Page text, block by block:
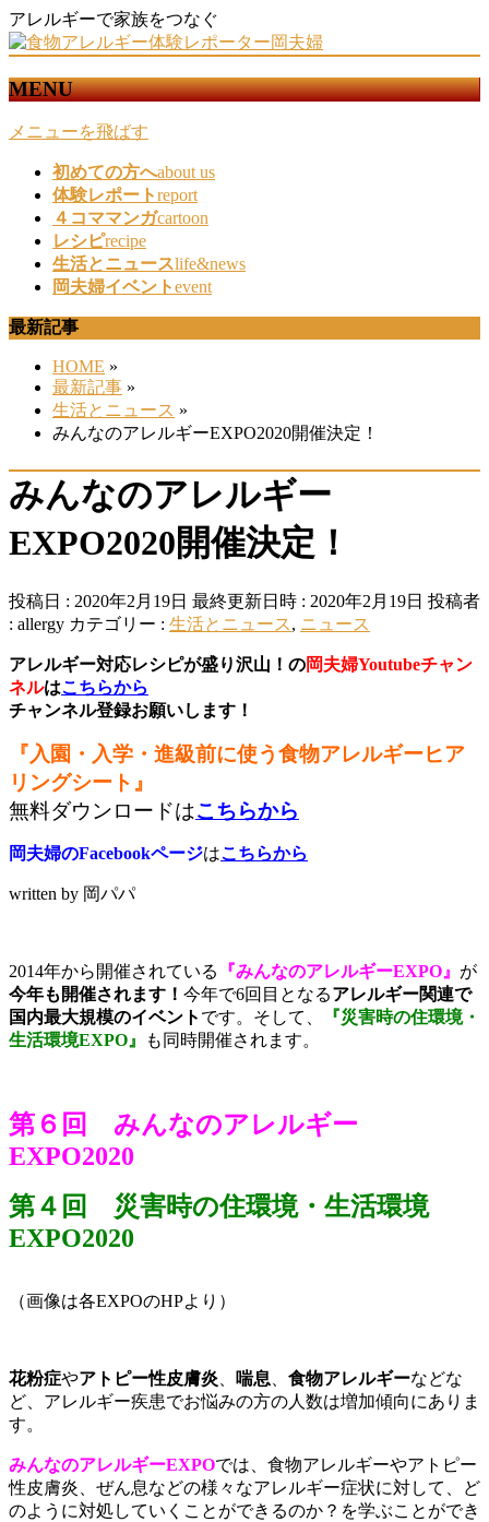
アレルギーで家族をつなぐ
MENU
メニューを飛ばす
初めての方へabout us
体験レポートreport
４コママンガcartoon
レシピrecipe
生活とニュースlife&news
岡夫婦イベントevent
最新記事
HOME »
最新記事 »
生活とニュース »
みんなのアレルギーEXPO2020開催決定！
みんなのアレルギー
EXPO2020開催決定！
投稿日 : 2020年2月19日 最終更新日時 : 2020年2月19日 投稿者
: allergy カテゴリー : 生活とニュース, ニュース
アレルギー対応レシピが盛り沢山！の岡夫婦Youtubeチャン
ネルはこちらから
チャンネル登録お願いします！
『入園・入学・進級前に使う食物アレルギーヒア
リングシート』
無料ダウンロードはこちらから
岡夫婦のFacebookページはこちらから
written by 岡パパ
2014年から開催されている 『みんなのアレルギーEXPO』 が
今年も開催されます！ 今年で6回目となるアレルギー関連で
国内最大規模のイベント です。そして、
『災害時の住環境・
生活環境EXPO』
も同時開催されます。
第６回 みんなのアレルギー
EXPO2020
第４回 災害時の住環境・生活環境
EXPO2020
（画像は各EXPOのHPより）
花粉症やアトピー性皮膚炎 喘息 食物アレルギーなどな
ど、アレルギー疾患でお悩みの方の人数は増加傾向にありま
す。
みんなのアレルギーEXPOでは、食物アレルギーやアトピー
性皮膚炎、ぜん息などの様々なアレルギー症状に対して、ど
のように対処していくことができるのか？を学ぶことができ